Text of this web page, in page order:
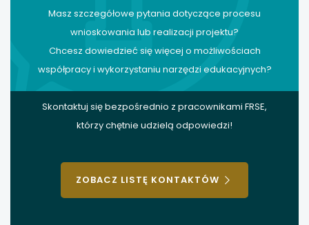
Masz szczegółowe pytania dotyczące procesu
wnioskowania lub realizacji projektu?
Chcesz dowiedzieć się więcej o możliwościach
współpracy i wykorzystaniu narzędzi edukacyjnych?
Skontaktuj się bezpośrednio z pracownikami FRSE,
którzy chętnie udzielą odpowiedzi!
ZOBACZ LISTĘ KONTAKTÓW